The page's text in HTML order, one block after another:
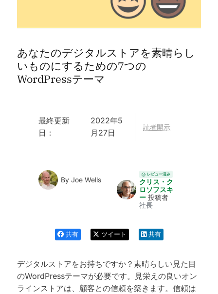
あなたのデジタルストアを素晴らし
いものにするための7つの
WordPressテーマ
最終更新
日：
2022年5
月27日
読者開示
By Joe Wells
レビュー済み
クリス・ク
ロソフスキ
ー 投稿者
社長
共有 ツイート 共有
デジタルストアをお持ちですか？素晴らしい見た目
のWordPressテーマが必要です。見栄えの良いオン
ラインストアは、顧客との信頼を築きます。信頼は